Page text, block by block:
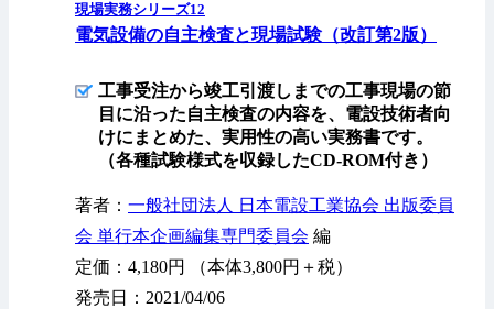
現場実務シリーズ12
電気設備の自主検査と現場試験（改訂第2版）
工事受注から竣工引渡しまでの工事現場の節
目に沿った自主検査の内容を、電設技術者向
けにまとめた、実用性の高い実務書です。
（各種試験様式を収録したCD-ROM付き）
著者： 一般社団法人 日本電設工業協会 出版委員
会 単行本企画編集専門委員会 編
定価：4,180円 （本体3,800円＋税）
発売日：2021/04/06